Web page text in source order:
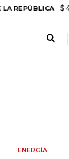
$
ENERGÍA